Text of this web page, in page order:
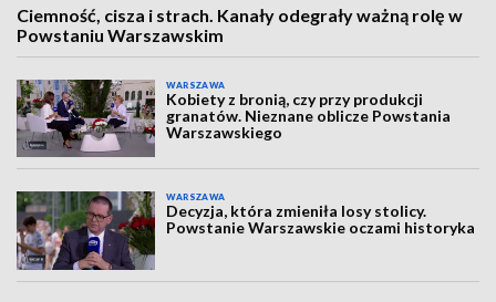
Ciemność, cisza i strach. Kanały odegrały ważną rolę w
Powstaniu Warszawskim
WARSZAWA
Kobiety z bronią, czy przy produkcji
granatów. Nieznane oblicze Powstania
Warszawskiego
WARSZAWA
Decyzja, która zmieniła losy stolicy.
Powstanie Warszawskie oczami historyka